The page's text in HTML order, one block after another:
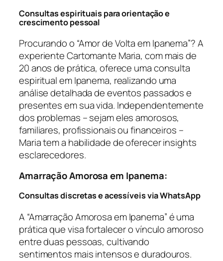
Consultas espirituais para orientação e
crescimento pessoal
Procurando o “Amor de Volta em Ipanema”? A
experiente Cartomante Maria, com mais de
20 anos de prática, oferece uma consulta
espiritual em Ipanema, realizando uma
análise detalhada de eventos passados e
presentes em sua vida. Independentemente
dos problemas – sejam eles amorosos,
familiares, profissionais ou financeiros –
Maria tem a habilidade de oferecer insights
esclarecedores.
Amarração Amorosa em Ipanema:
Consultas discretas e acessíveis via WhatsApp
A “Amarração Amorosa em Ipanema” é uma
prática que visa fortalecer o vínculo amoroso
entre duas pessoas, cultivando
sentimentos mais intensos e duradouros.